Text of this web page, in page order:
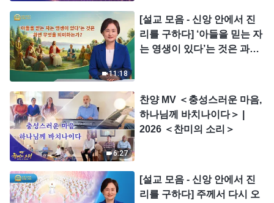
11:18
[설교 모음 - 신앙 안에서 진
리를 구하다] ‘아들을 믿는 자
는 영생이 있다’는 것은 과연
6:27
찬양 MV ＜충성스러운 마음,
하나님께 바치나이다＞ |
2026 ＜찬미의 소리＞
[설교 모음 - 신앙 안에서 진
리를 구하다] 주께서 다시 오